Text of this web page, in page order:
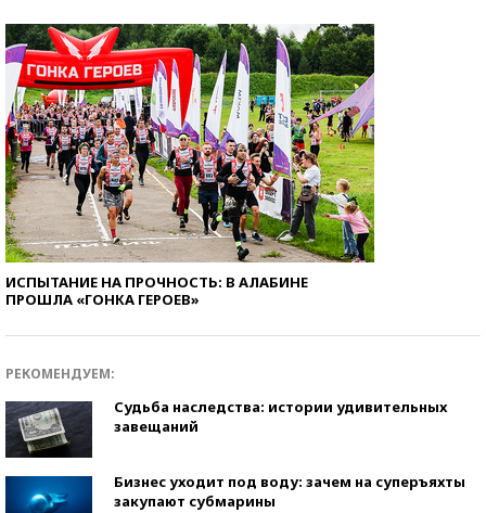
ИСПЫТАНИЕ НА ПРОЧНОСТЬ: В АЛАБИНЕ
ПРОШЛА «ГОНКА ГЕРОЕВ»
РЕКОМЕНДУЕМ:
Судьба наследства: истории удивительных
завещаний
Бизнес уходит под воду: зачем на суперъяхты
закупают субмарины